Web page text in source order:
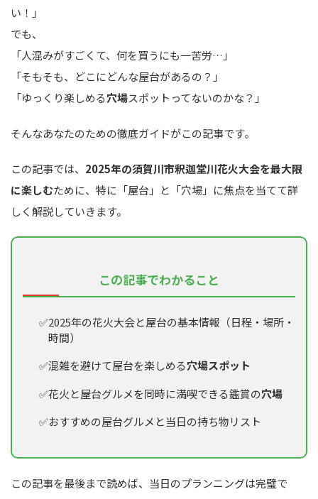
い！」
でも、
「人混みがすごくて、何を買うにも一苦労…」
「そもそも、どこにどんな屋台があるの？」
「ゆっくり楽しめる穴場スポットってないのかな？」
そんなあなたのための徹底ガイドがこの記事です。
この記事では、 2025年の須賀川市釈迦堂川花火大会を最大限
に楽しむために、特に「屋台」と「穴場」に焦点を当てて詳
しく解説していきます。
この記事でわかること
2025年の花火大会と屋台の基本情報（日程・場所・
時間）
混雑を避けて屋台を楽しめる穴場スポット
花火と屋台グルメを同時に満喫できる鑑賞の穴場
おすすめの屋台グルメと当日の持ち物リスト
この記事を最後まで読めば、当日のプランニングは完璧で